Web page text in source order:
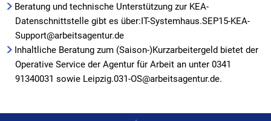
Beratung und technische Unterstützung zur KEA-
Datenschnittstelle gibt es über:IT-Systemhaus.SEP15-KEA-
Support@arbeitsagentur.de
Inhaltliche Beratung zum (Saison-)Kurzarbeitergeld bietet der
Operative Service der Agentur für Arbeit an unter 0341
91340031 sowie Leipzig.031-OS@arbeitsagentur.de.